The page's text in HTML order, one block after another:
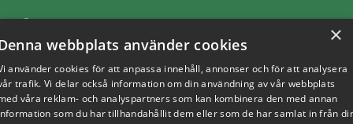
×
webbplats använder cookies
använder cookies för att anpassa innehåll, annonser och för att analysera
trafik. Vi delar också information om din användning av vår webbplats
våra reklam- och analyspartners som kan kombinera den med annan
som du har tillhandahållit dem eller som de har samlat in från